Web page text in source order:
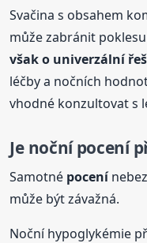
Svačina s obsahem
může zabránit
však o univerzální
léčby a nočních
vhodné konzultovat s
Je nočnípocení
Samotné pocení
může být závažná.
Noční hypoglykémie